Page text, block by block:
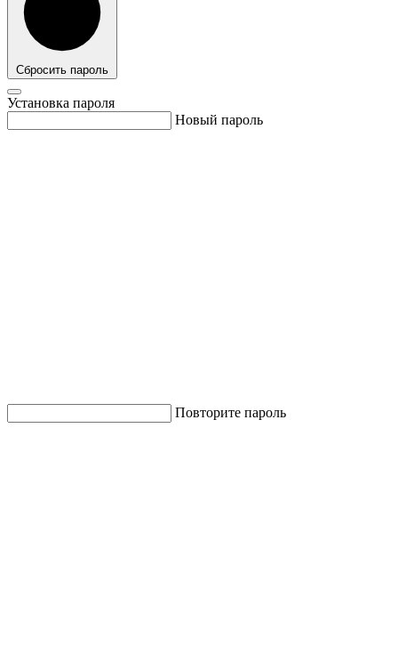
Сбросить пароль
Установка пароля
Новый пароль
Повторите пароль